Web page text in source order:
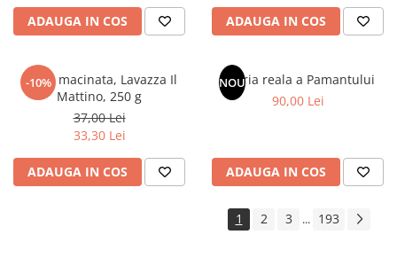
Coperti, Mape, Etichete
Ghiozdane si Penare scolare
Instrumente si Truse Geometrie
Seturi scolare
Calculator
Consumabile & Accesorii
Cadouri
ADAUGA IN COS ADAUGA IN COS
-10%
Cafea macinata, Lavazza Il
Mattino, 250 g
37,00 Lei
33,30 Lei
ADAUGA IN COS
NOU
Istoria reala a Pamantului
90,00 Lei
ADAUGA IN COS
1 2 3 ... 193